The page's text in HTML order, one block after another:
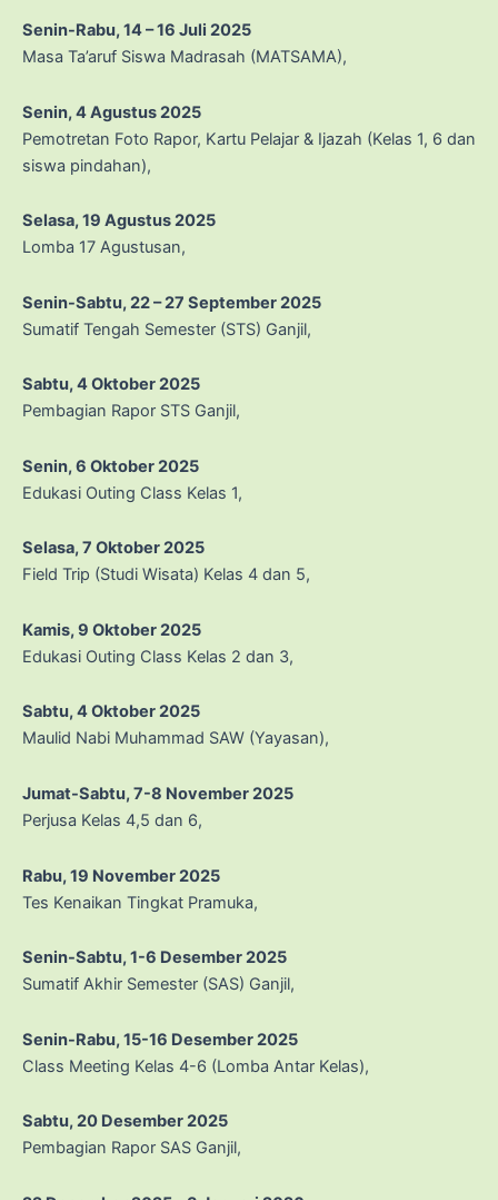
Senin-Rabu, 14 – 16 Juli 2025
Masa Ta’aruf Siswa Madrasah (MATSAMA),
Senin, 4 Agustus 2025
Pemotretan Foto Rapor, Kartu Pelajar & Ijazah (Kelas 1, 6 dan
siswa pindahan),
Selasa, 19 Agustus 2025
Lomba 17 Agustusan,
Senin-Sabtu, 22 – 27 September2025
Sumatif Tengah Semester (STS) Ganjil,
Sabtu, 4 Oktober2025
Pembagian Rapor STS Ganjil,
Senin, 6 Oktober 2025
Edukasi Outing Class Kelas 1,
Selasa, 7 Oktober 2025
Field Trip (Studi Wisata) Kelas 4 dan 5,
Kamis, 9 Oktober 2025
Edukasi Outing Class Kelas 2 dan 3,
Sabtu, 4 Oktober 2025
Maulid Nabi Muhammad SAW (Yayasan),
Jumat-Sabtu, 7-8 November 2025
Perjusa Kelas 4,5 dan 6,
Rabu, 19 November 2025
Tes Kenaikan Tingkat Pramuka,
Senin-Sabtu, 1-6 Desember 2025
Sumatif Akhir Semester (SAS) Ganjil,
Senin-Rabu, 15-16 Desember 2025
Class Meeting Kelas 4-6 (Lomba Antar Kelas),
Sabtu, 20 Desember 2025
Pembagian Rapor SAS Ganjil,